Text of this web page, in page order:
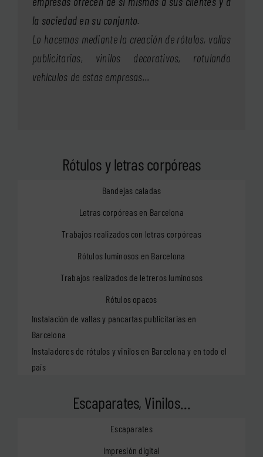
la sociedad en su conjunto.
Lo hacemos mediante la creación de rótulos, vallas
publicitarias, vinilos decorativos, rotulando
vehículos de estas empresas…
Rótulos y letras corpóreas
Bandejas caladas
Letras corpóreas en Barcelona
Trabajos realizados con letras corpóreas
Rótulos luminosos en Barcelona
Trabajos realizados de letreros luminosos
Rótulos opacos
Instalación de vallas y pancartas publicitarias en
Barcelona
Instaladores de rótulos y vinilos en Barcelona y en todo el
país
Escaparates, Vinilos…
Escaparates
Impresión digital